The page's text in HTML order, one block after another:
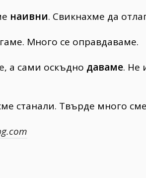
наивни. Свикнахме да
Много се оправдаваме.
а сами оскъдно даваме. Не
станали. Твърде много